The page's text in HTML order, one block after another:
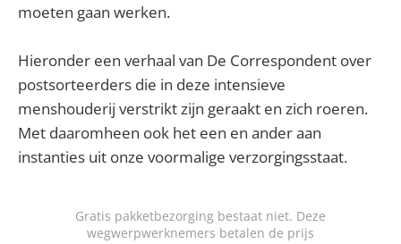
moeten gaan werken.
Hieronder een verhaal van De Correspondent over
postsorteerders die in deze intensieve
menshouderij verstrikt zijn geraakt en zich roeren.
Met daaromheen ook het een en ander aan
instanties uit onze voormalige verzorgingsstaat.
Gratis pakketbezorging bestaat niet. Deze
wegwerpwerknemers betalen de prijs